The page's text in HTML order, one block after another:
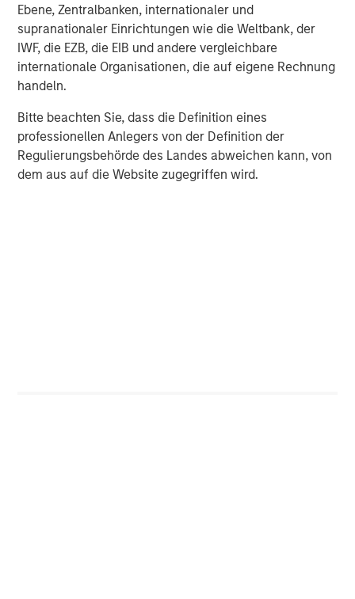
Ebene, Zentralbanken, internationaler und
supranationaler Einrichtungen wie die Weltbank, der
IWF, die EZB, die EIB und andere vergleichbare
internationale Organisationen, die auf eigene Rechnung
handeln.
Bitte beachten Sie, dass die Definition eines
professionellen Anlegers von der Definition der
Regulierungsbehörde des Landes abweichen kann, von
dem aus auf die Website zugegriffen wird.
haben KI-bezogene Risiken sowohl auf
Unternehmensebene als auch auf Branchenebene
bewertet und den Dialog mit den Managementteams
gesucht. Bei unseren wichtigsten Positionen haben wir
dies ergänzt, indem wir durch von unabhängigen
Abdeckung – durchgeführte Bull-und-Bear-Analysen eine
neue Perspektive in die Diskussion eingebracht haben.
Dieser Ansatz stellt eine ausgewogene und nüchterne
Beurteilung potenzieller Szenarien sicher. Wenn wir